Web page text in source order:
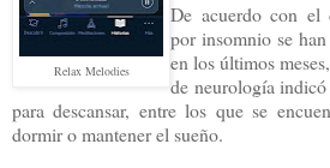
Relax Melodies
De acuerdo con el
por insomnio se
en los últimos
de neurología
para descansar, entre los que se
dormir o mantener el sueño.